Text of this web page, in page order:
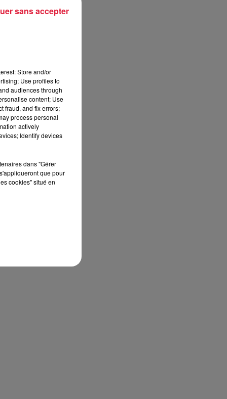
Store and/or
Use profiles to
audiences through
content; Use
fraud, and fix errors;
process personal
actively
Identify devices
dans "Gérer
que pour
cookies" situé en
sans accepter